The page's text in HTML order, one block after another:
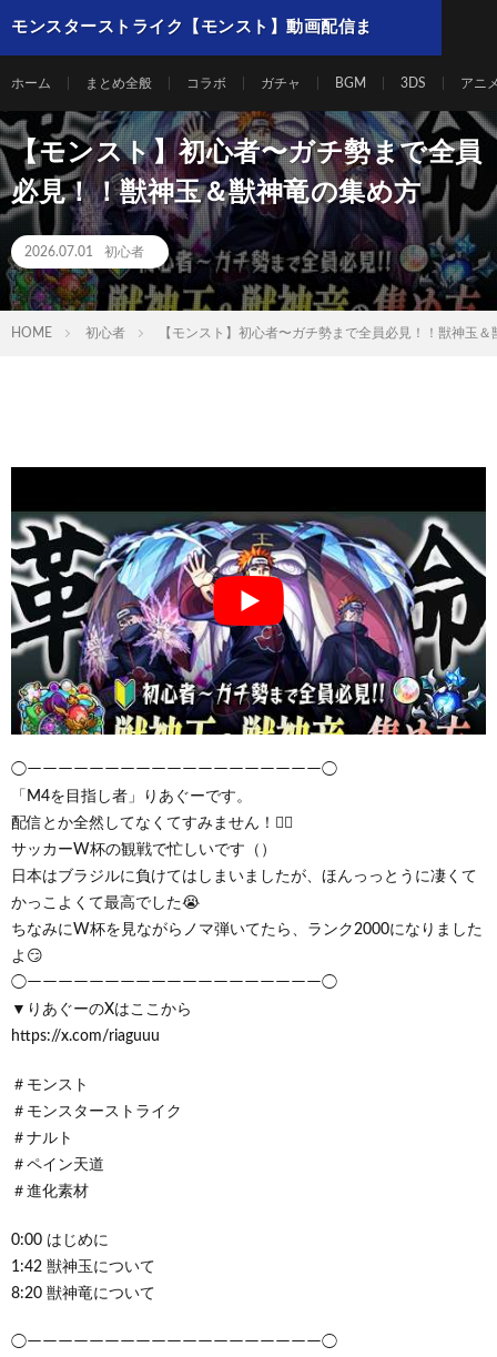
モンスターストライク【モンスト】動画配信ま
ホーム まとめ全般 コラボ ガチャ BGM 3DS アニ
【モンスト】初心者〜ガチ勢まで全員
必見！！獣神玉＆獣神竜の集め方
2026.07.01 初心者
HOME 初心者 【モンスト】初心者〜ガチ勢まで全員必見！！獣神玉＆
◯ーーーーーーーーーーーーーーーーーーー◯
「M4を目指し者」りあぐーです。
配信とか全然してなくてすみません！🙇‍♂️
サッカーW杯の観戦で忙しいです（）
日本はブラジルに負けてはしまいましたが、ほんっっとうに凄くて
かっこよくて最高でした😭
ちなみにW杯を見ながらノマ弾いてたら、ランク2000になりました
よ😏
◯ーーーーーーーーーーーーーーーーーーー◯
▼りあぐーのXはここから
https://x.com/riaguuu
＃モンスト
＃モンスターストライク
＃ナルト
＃ペイン天道
＃進化素材
0:00 はじめに
1:42 獣神玉について
8:20 獣神竜について
◯ーーーーーーーーーーーーーーーーーーー◯